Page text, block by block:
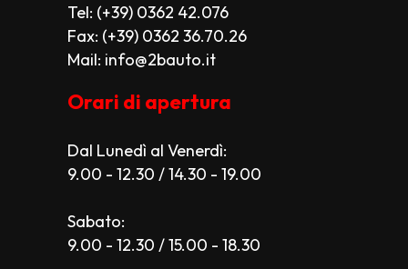
Tel: (+39) 0362 42.076
Fax: (+39) 0362 36.70.26
Mail: info@2bauto.it
Orari di apertura
Dal Lunedì al Venerdì:
9.00 - 12.30 / 14.30 - 19.00
Sabato:
9.00 - 12.30 / 15.00 - 18.30